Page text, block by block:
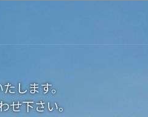
します。
下さい。